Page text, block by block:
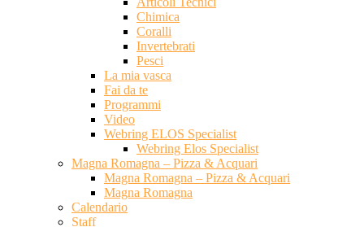
Chimica
Coralli
Invertebrati
Pesci
La mia vasca
Fai da te
Programmi
Video
Webring ELOS Specialist
Webring Elos Specialist
Magna Romagna – Pizza & Acquari
Magna Romagna – Pizza & Acquari
Magna Romagna
Calendario
Staff